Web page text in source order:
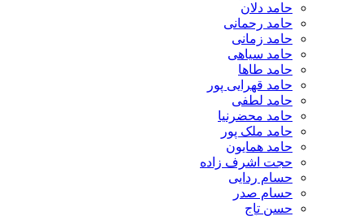
حامد دلان
حامد رحمانی
حامد زمانی
حامد سیاهی
حامد طاها
حامد قهرایی پور
حامد لطفی
حامد محضرنیا
حامد ملک پور
حامد همایون
حجت اشرف زاده
حسام ردایی
حسام صدر
حسن تاج